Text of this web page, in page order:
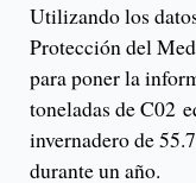
Utilizando los
Protección del
para poner la
toneladas de C02
invernadero de
durante un año.